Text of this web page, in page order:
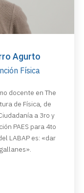
Agurto
Física
docente en The
de Física, de
a 3ro y
PAES para 4to
LABAP es: «dar